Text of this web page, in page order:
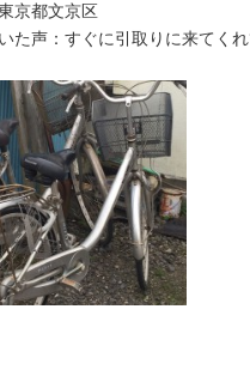
京都文京区
た声：すぐに引取りに来てく